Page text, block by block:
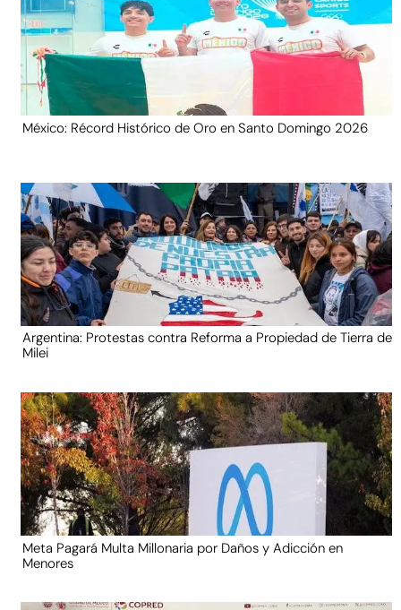
México: Récord Histórico de Oro en Santo Domingo 2026
Argentina: Protestas contra Reforma a Propiedad de Tierra de
Milei
Meta Pagará Multa Millonaria por Daños y Adicción en
Menores